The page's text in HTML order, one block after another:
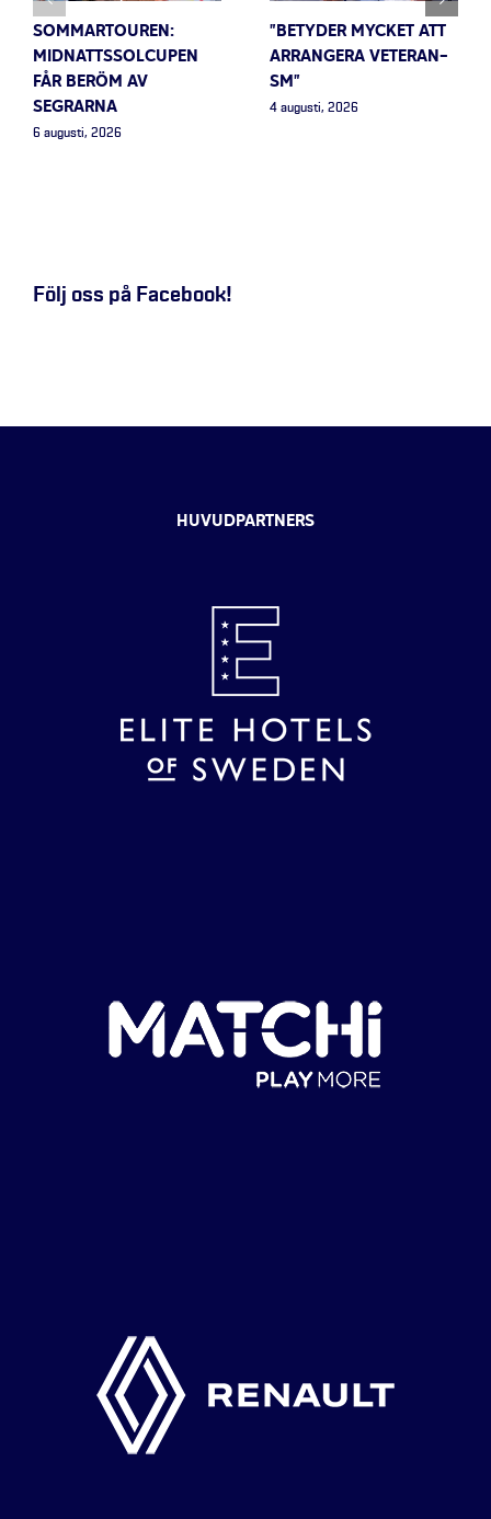
SOMMARTOUREN:
MIDNATTSSOLCUPEN
FÅR BERÖM AV
SEGRARNA
6 augusti, 2026
”BETYDER MYCKET ATT
ARRANGERA VETERAN-
SM”
4 augusti, 2026
Följ oss på Facebook!
HUVUDPARTNERS